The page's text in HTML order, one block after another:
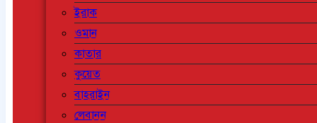
ইরাক
ওমান
কাতার
কুয়েত
বাহরাইন
লেবানন